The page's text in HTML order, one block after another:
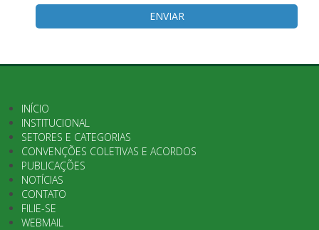
INÍCIO
INSTITUCIONAL
SETORES E CATEGORIAS
CONVENÇÕES COLETIVAS E ACORDOS
PUBLICAÇÕES
NOTÍCIAS
CONTATO
FILIE-SE
WEBMAIL